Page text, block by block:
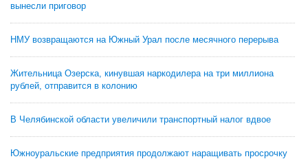
вынесли приговор
НМУ возвращаются на Южный Урал после месячного перерыва
Жительница Озерска, кинувшая наркодилера на три миллиона
рублей, отправится в колонию
В Челябинской области увеличили транспортный налог вдвое
Южноуральские предприятия продолжают наращивать просрочку